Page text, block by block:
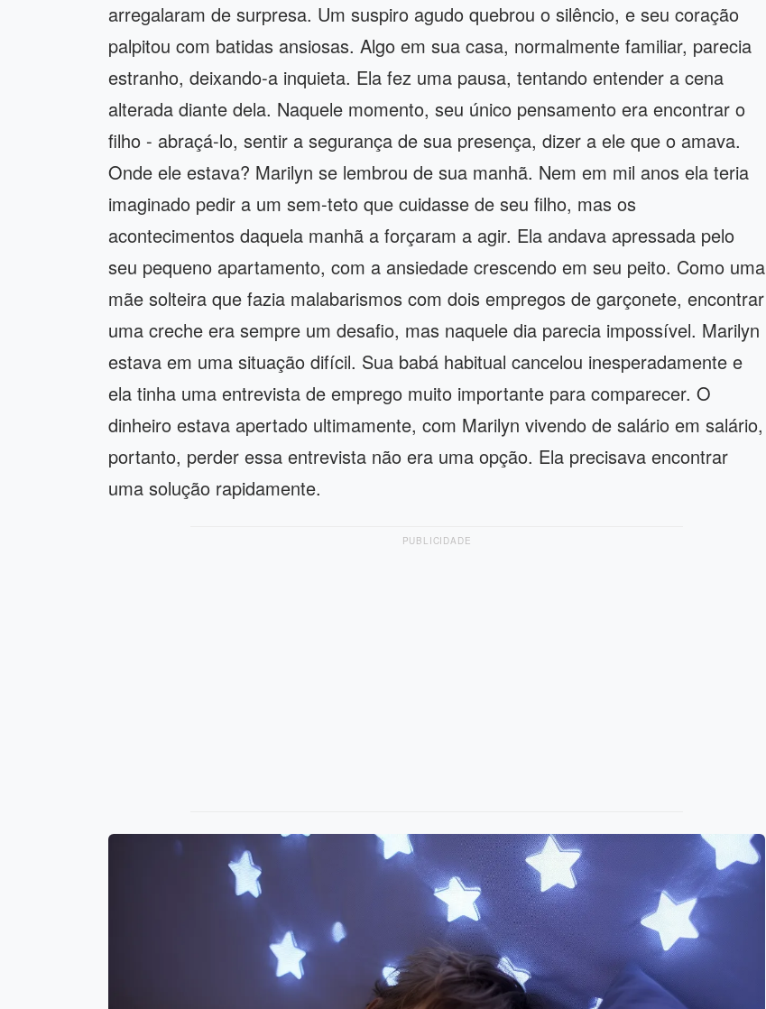
arregalaram de surpresa. Um suspiro agudo quebrou o silêncio, e seu coração
palpitou com batidas ansiosas. Algo em sua casa, normalmente familiar, parecia
estranho, deixando-a inquieta. Ela fez uma pausa, tentando entender a cena
alterada diante dela. Naquele momento, seu único pensamento era encontrar o
filho - abraçá-lo, sentir a segurança de sua presença, dizer a ele que o amava.
Onde ele estava? Marilyn se lembrou de sua manhã. Nem em mil anos ela teria
imaginado pedir a um sem-teto que cuidasse de seu filho, mas os
acontecimentos daquela manhã a forçaram a agir. Ela andava apressada pelo
seu pequeno apartamento, com a ansiedade crescendo em seu peito. Como uma
mãe solteira que fazia malabarismos com dois empregos de garçonete, encontrar
uma creche era sempre um desafio, mas naquele dia parecia impossível. Marilyn
estava em uma situação difícil. Sua babá habitual cancelou inesperadamente e
ela tinha uma entrevista de emprego muito importante para comparecer. O
dinheiro estava apertado ultimamente, com Marilyn vivendo de salário em salário,
portanto, perder essa entrevista não era uma opção. Ela precisava encontrar
uma solução rapidamente.
PUBLICIDADE